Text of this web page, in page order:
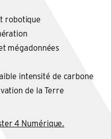
robotique
mégadonnées
intensité de carbone
de la Terre
4 Numérique.